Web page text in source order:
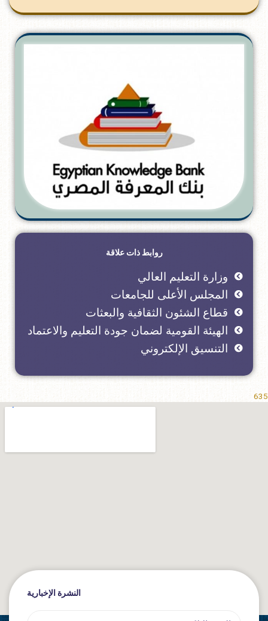
روابط ذات علاقة
وزارة التعليم العالي
المجلس الأعلى للجامعات
قطاع الشئون الثقافية والبعثات
الهيئة القومية لضمان جودة التعليم والاعتماد
التنسيق الإلكتروني
635
النشرة الإخبارية